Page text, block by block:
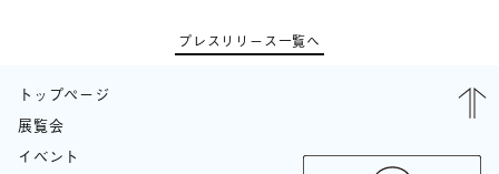
プレスリリース一覧へ
トップページ
展覧会
イベント